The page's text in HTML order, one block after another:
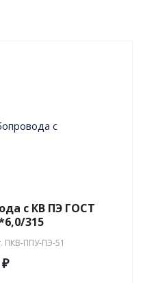
с КВ ПЭ ГОСТ
315
ПКВ-ППУ-ПЭ-51